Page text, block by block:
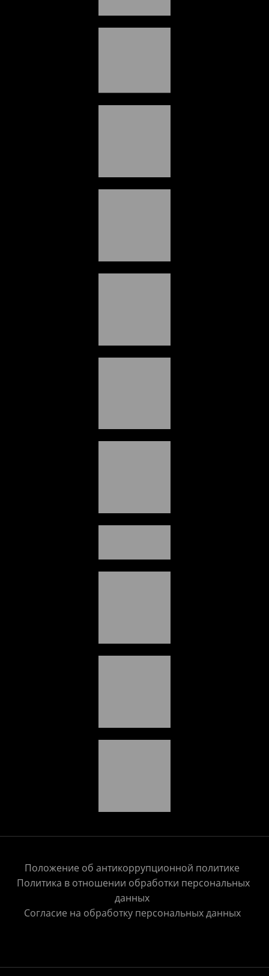
Положение об антикоррупционной политике
Политика в отношении обработки персональных
данных
Согласие на обработку персональных данных